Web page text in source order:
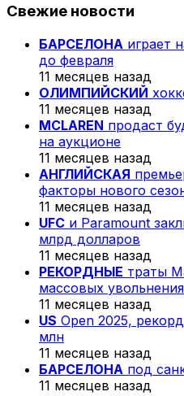
Свежие новости
БАРСЕЛОНА играет
до февраля
11 месяцев назад
ОЛИМПИЙСКИЙ
11 месяцев назад
MCLAREN продаст
на аукционе
11 месяцев назад
АНГЛИЙСКАЯ
факторы нового
11 месяцев назад
UFC и Paramount
млрд долларов
11 месяцев назад
РЕКОРДНЫЕ траты
массовых
11 месяцев назад
US Open 2025,
млн
11 месяцев назад
БАРСЕЛОНА под
11 месяцев назад